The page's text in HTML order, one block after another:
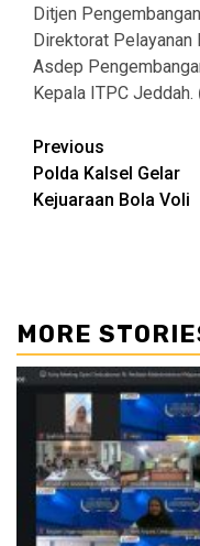
Ditjen
Direktorat Pelayanan
Asdep
Kepala ITPC Jeddah.
Continue
Reading
Previous
Polda Kalsel Gelar
Kejuaraan Bola Voli
MORE